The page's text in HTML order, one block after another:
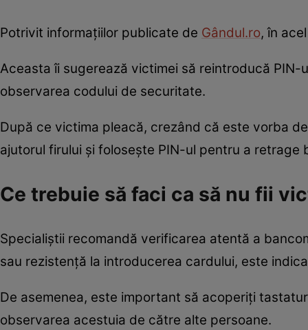
Potrivit informațiilor publicate de Gândul.ro, în
Aceasta îi sugerează victimei să reintroducă
observarea codului de securitate.
După ce victima pleacă, crezând că este vorba
ajutorul firului și folosește PIN-ul pentru a retrage
Ce trebuie să faci ca să nu fii
Specialiștii recomandă verificarea atentă a
sau rezistență la introducerea cardului, este
De asemenea, este important să acoperiți
observarea acestuia de către alte persoane.